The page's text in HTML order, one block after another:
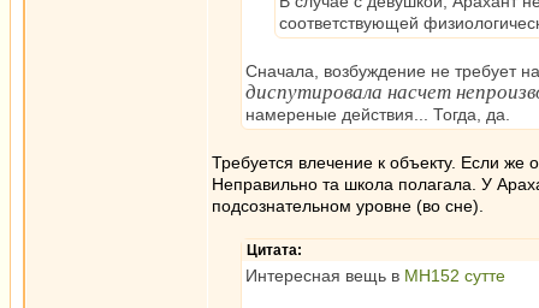
соответствующей
Сначала, возбуждение не требует
диспутировала насчет
намереные действия... Тогда, да.
Требуется влечение к объекту. Если же
Неправильно та школа полагала. У
подсознательном уровне (во сне).
Цитата:
Интересная вещь в МН152 сутте